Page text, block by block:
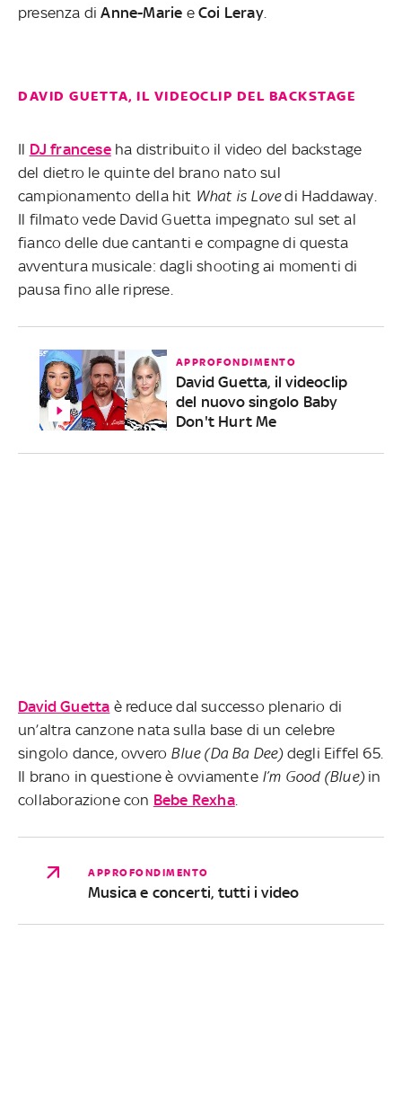
presenza diAnne-Marie eCoi Leray.
DAVID GUETTA, IL VIDEOCLIP DEL BACKSTAGE
Il DJ franceseha distribuito il video del backstage
del dietro le quinte del brano nato sul
campionamento della hit What is Lovedi Haddaway.
Il filmato vede David Guetta impegnato sul set al
fianco delle due cantanti e compagne di questa
avventura musicale: dagli shooting ai momenti di
pausa fino alle riprese.
APPROFONDIMENTO
David Guetta, il videoclip
del nuovo singolo Baby
Don't Hurt Me
David Guetta è reduce dal successo plenario di
un’altra canzone nata sulla base di un celebre
singolo dance, ovvero Blue (Da Ba Dee) degli Eiffel 65.
Il brano in questione è ovviamenteI’m Good (Blue)in
collaborazione con Bebe Rexha.
APPROFONDIMENTO
Musica e concerti, tutti i video